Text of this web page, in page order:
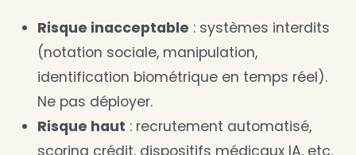
Risque inacceptable : systèmes interdits
(notation sociale, manipulation,
identification biométrique en temps réel).
Ne pas déployer.
Risque haut : recrutement automatisé,
scoring crédit, dispositifs médicaux IA, etc.